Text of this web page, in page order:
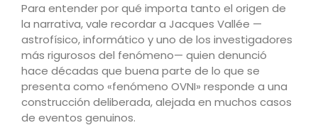
Para entender por qué importa tanto el origen de
la narrativa, vale recordar a Jacques Vallée —
astrofísico, informático y uno de los investigadores
más rigurosos del fenómeno— quien denunció
hace décadas que buena parte de lo que se
presenta como «fenómeno OVNI» responde a una
construcción deliberada, alejada en muchos casos
de eventos genuinos.